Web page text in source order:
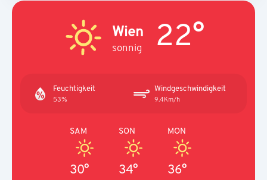
Wien
sonnig 22°
Feuchtigkeit
53%
Windgeschwindigkeit
9.4Km/h
SAM
30°
SON
34°
MON
36°